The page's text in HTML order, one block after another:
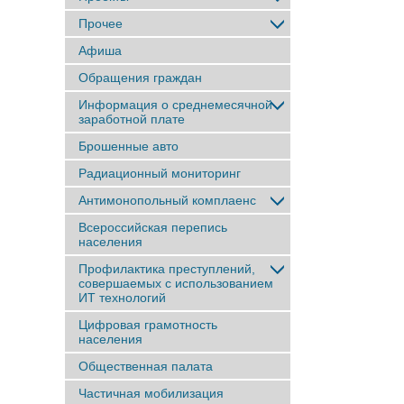
Прочее
Афиша
Обращения граждан
Информация о среднемесячной
заработной плате
Брошенные авто
Радиационный мониторинг
Антимонопольный комплаенс
Всероссийская перепись
населения
Профилактика преступлений,
совершаемых с использованием
ИТ технологий
Цифровая грамотность
населения
Общественная палата
Частичная мобилизация